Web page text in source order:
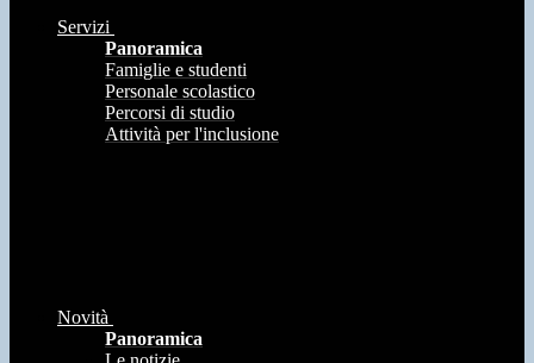
Servizi
Panoramica
Famiglie e studenti
Personale scolastico
Percorsi di studio
Attività per l'inclusione
Novità
Panoramica